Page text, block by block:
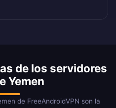
de los servidores
Yemen
de FreeAndroidVPN son la